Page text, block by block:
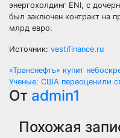
энергохолдинг ENI, с
был заключен контракт на
млрд евро.
Источник: vestifinance.ru
Навигация
по
записям
«Транснефть» купит
Ученые: США переоценили
От admin1
Похожая